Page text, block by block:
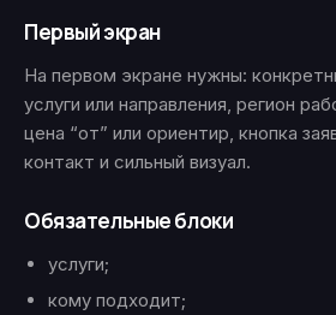
Первый экран
На первом экране нужны:
услуги или направления, регион
цена “от” или ориентир, кнопка
контакт и сильный визуал.
Обязательные блоки
услуги;
кому подходит;